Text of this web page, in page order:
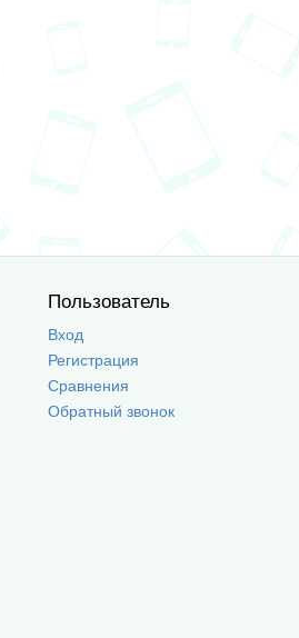
Пользователь
Вход
Регистрация
Сравнения
Обратный звонок